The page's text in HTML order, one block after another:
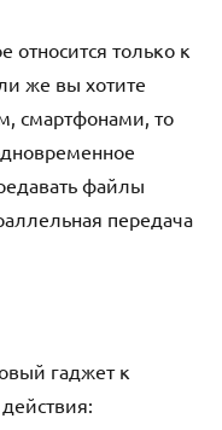
только к
же вы хотите
смартфонами, то
файлы
передача
гаджет к